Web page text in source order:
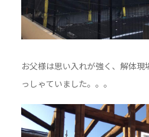
お父様は思い入れが強く、解体
っしゃていました。。。